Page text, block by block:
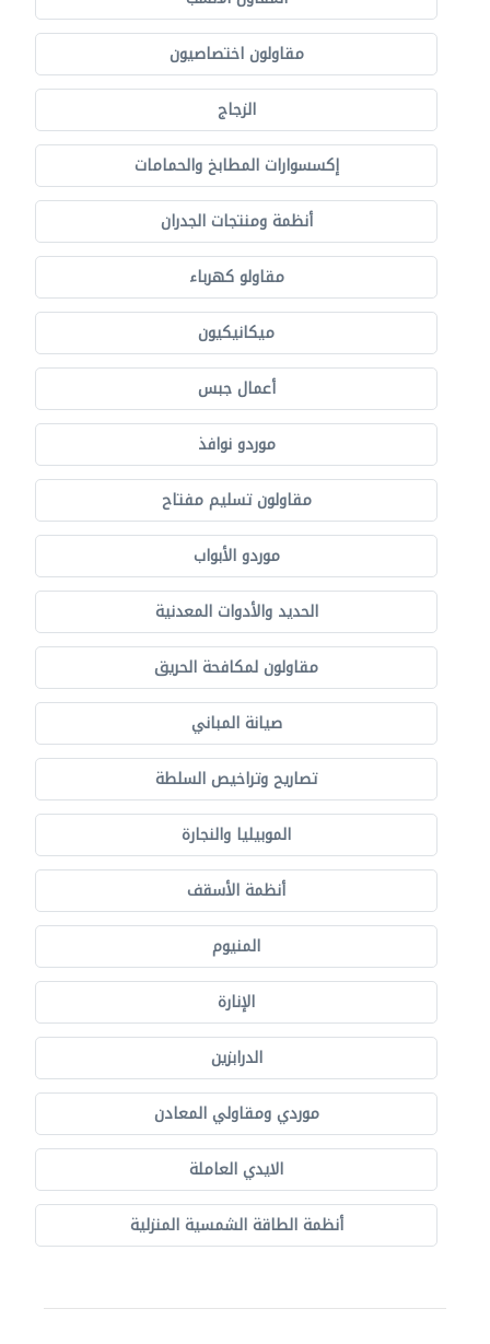
مقاولون اختصاصيون
الزجاج
إكسسوارات المطابخ والحمامات
أنظمة ومنتجات الجدران
مقاولو كهرباء
ميكانيكيون
أعمال جبس
موردو نوافذ
مقاولون تسليم مفتاح
موردو الأبواب
الحديد والأدوات المعدنية
مقاولون لمكافحة الحريق
صيانة المباني
تصاريح وتراخيص السلطة
الموبيليا والنجارة
أنظمة الأسقف
المنيوم
الإنارة
الدرابزين
موردي ومقاولي المعادن
الايدي العاملة
أنظمة الطاقة الشمسية المنزلية